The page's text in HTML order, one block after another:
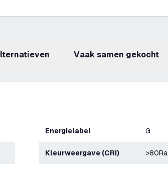
Alternatieven Vaak samen gekocht
Energielabel G
Kleurweergave (CRI) >80Ra